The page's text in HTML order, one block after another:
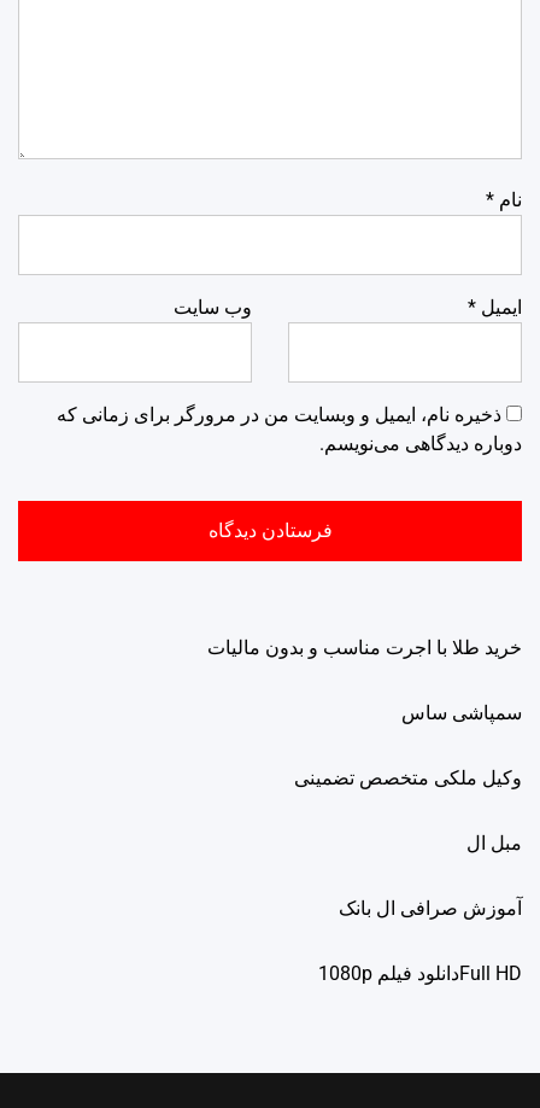
نام *
ایمیل * وب‌ سایت
ذخیره نام، ایمیل و وبسایت من در مرورگر برای زمانی که
دوباره دیدگاهی می‌نویسم.
خرید طلا با اجرت مناسب و بدون مالیات
سمپاشی ساس
وکیل ملکی متخصص تضمینی
مبل ال
آموزش صرافی ال بانک
Full HDدانلود فيلم 1080p